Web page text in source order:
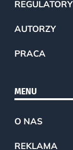
REGULATORY
AUTORZY
PRACA
MENU
O NAS
REKLAMA